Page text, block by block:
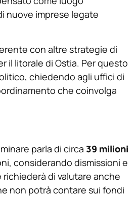
nuove imprese legate
con altre strategie di
il litorale di Ostia. Per questo
chiedendo agli uffici di
che coinvolga
parla di circa 39 milioni
considerando dismissioni e
di valutare anche
non potrà contare sui fondi